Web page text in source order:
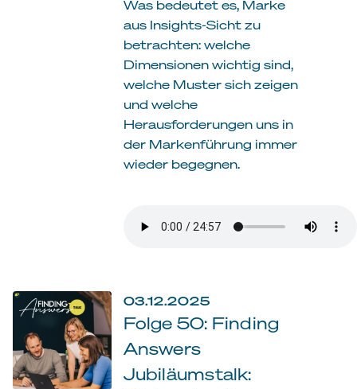
Was bedeutet es, Marke
aus Insights-Sicht zu
betrachten: welche
Dimensionen wichtig sind,
welche Muster sich zeigen
und welche
Herausforderungen uns in
der Markenführung immer
wieder begegnen.
03.12.2025
Folge 50: Finding
Answers
Jubiläumstalk: